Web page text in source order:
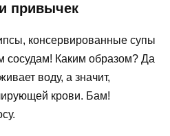
привычек
консервированные супы
сосудам! Каким образом? Да
воду, а значит,
крови. Бам!